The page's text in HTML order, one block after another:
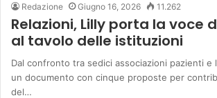
Redazione Giugno 16, 2026 11.262
Relazioni, Lilly porta la voce
al tavolo delle istituzioni
Dal confronto tra sedici associazioni pazienti e
un documento con cinque proposte per
del…